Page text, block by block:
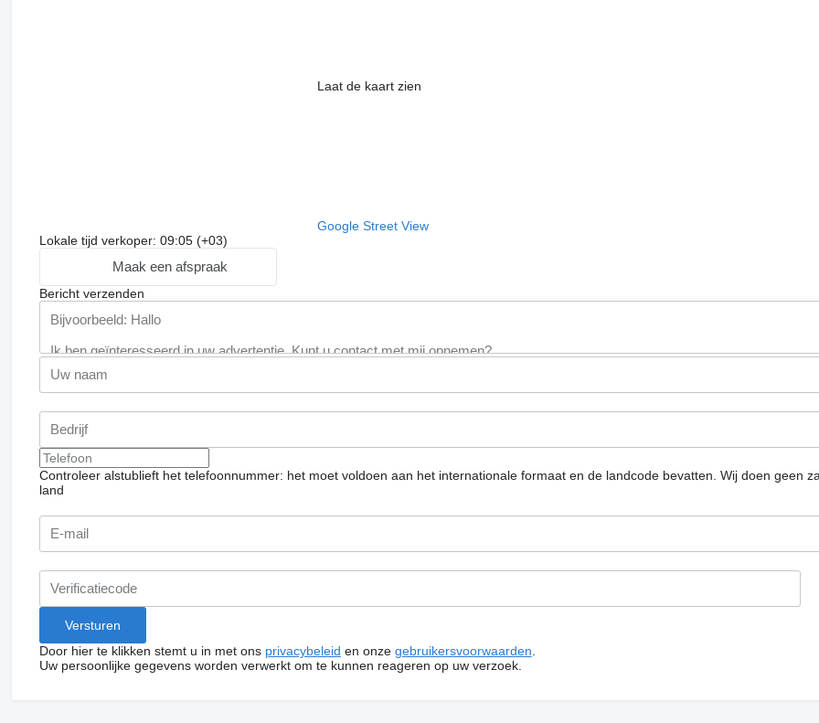
Laat de kaart zien
Google Street View
Lokale tijd verkoper: 09:05 (+03)
Maak een afspraak
Bericht verzenden
Controleer alstublieft het telefoonnummer: het moet voldoen aan het internationale formaat en de landcode bevatten. Wij doen geen
land
Door hier te klikken stemt u in met ons privacybeleid en onze gebruikersvoorwaarden
Uw persoonlijke gegevens worden verwerkt om te kunnen reageren op uw verzoek.